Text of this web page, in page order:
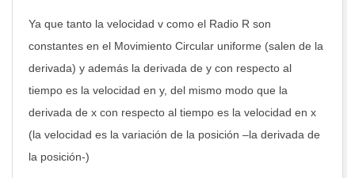
Ya que tanto la velocidad v como el Radio R son
constantes en el Movimiento Circular uniforme (salen de la
derivada) y además la derivada de y con respecto al
tiempo es la velocidad en y, del mismo modo que la
derivada de x con respecto al tiempo es la velocidad en x
(la velocidad es la variación de la posición –la derivada de
la posición-)